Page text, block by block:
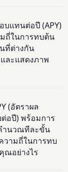
แทนต่อปี (APY)
ถี่ในการทบต้น
ที่ต่างกัน
ละแสดงภาพ
(อัตราผล
ต่อปี) พร้อมการ
ำนวณทีละขั้น
วามถี่ในการทบ
ณอย่างไร